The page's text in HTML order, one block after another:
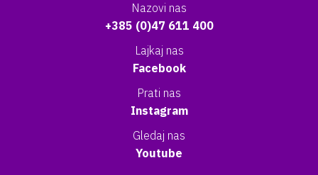
Nazovi nas
+385 (0)47 611 400
Lajkaj nas
Facebook
Prati nas
Instagram
Gledaj nas
Youtube